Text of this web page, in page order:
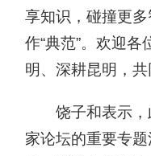
享知识，碰撞更多
作“典范”。欢迎
明、深耕昆明，共
饶子和表示
家论坛的重要专